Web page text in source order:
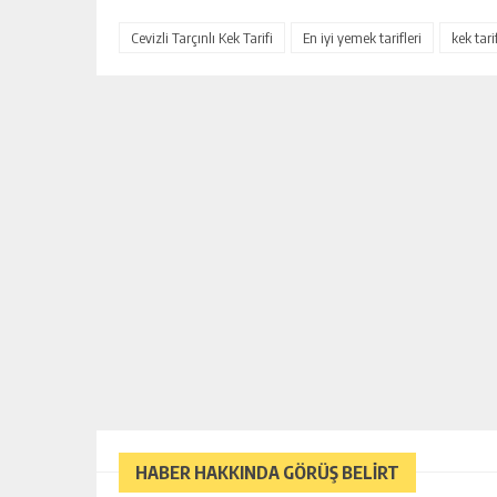
Cevizli Tarçınlı Kek Tarifi En iyi yemek tarifleri kek
HABER HAKKINDA GÖRÜŞ BELİRT